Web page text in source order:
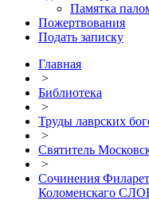
Памятка
Пожертвования
Подать записку
Главная
>
Библиотека
>
Труды лаврских
>
Святитель
>
Сочинения
Коломенскаго